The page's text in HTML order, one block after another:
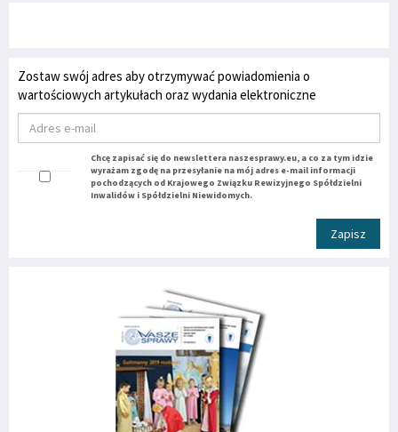
Zostaw swój adres aby otrzymywać powiadomienia o
wartościowych artykułach oraz wydania elektroniczne
Chcę zapisać się do newslettera naszesprawy.eu, a co za tym idzie
wyrażam zgodę na przesyłanie na mój adres e-mail informacji
pochodzących od Krajowego Związku Rewizyjnego Spółdzielni
Inwalidów i Spółdzielni Niewidomych.
Zapisz